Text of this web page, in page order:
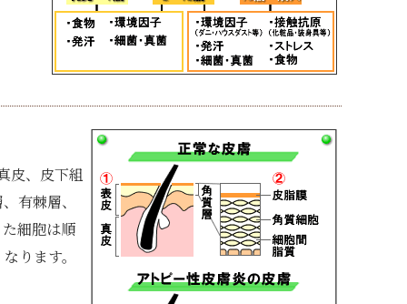
皮、皮下組
有棘層、
細胞は順
ります。